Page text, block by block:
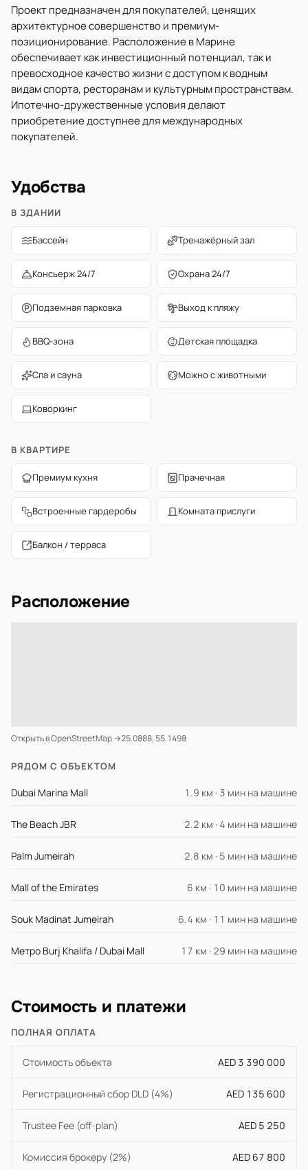
Проект предназначен для покупателей, ценящих
архитектурное совершенство и премиум-
позиционирование. Расположение в Марине
обеспечивает как инвестиционный потенциал, так и
превосходное качество жизни с доступом к водным
видам спорта, ресторанам и культурным пространствам.
Ипотечно-дружественные условия делают
приобретение доступнее для международных
покупателей.
Удобства
В ЗДАНИИ
Бассейн Тренажёрный зал
Консьерж 24/7 Охрана 24/7
Подземная парковка Выход к пляжу
BBQ-зона Детская площадка
Спа и сауна Можно с животными
Коворкинг
В КВАРТИРЕ
Премиум кухня Прачечная
Встроенные гардеробы Комната прислуги
Балкон / терраса
Расположение
Открыть в OpenStreetMap →25.0888, 55.1498
РЯДОМ С ОБЪЕКТОМ
Dubai Marina Mall 1.9 км · 3 мин на машине
The Beach JBR 2.2 км · 4 мин на машине
Palm Jumeirah 2.8 км · 5 мин на машине
Mall of the Emirates 6 км · 10 мин на машине
Souk Madinat Jumeirah 6.4 км · 11 мин на машине
Метро Burj Khalifa / Dubai Mall 17 км · 29 мин на машине
Стоимость и платежи
ПОЛНАЯ ОПЛАТА
Стоимость объекта AED 3 390 000
Регистрационный сбор DLD (4%) AED 135 600
Trustee Fee (off-plan) AED 5 250
Комиссия брокеру (2%) AED 67 800